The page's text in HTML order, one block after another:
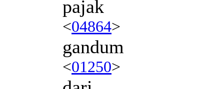
pajak
<04864>
gandum
<01250>